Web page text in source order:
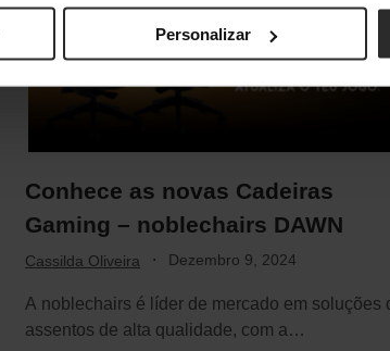
Personalizar
Conhece as novas Cadeiras
Gaming – noblechairs DAWN
Cassilda Oliveira · Dezembro 9, 2024
A noblechairs é líder de mercado em soluções
assentos de alta qualidade, com a…